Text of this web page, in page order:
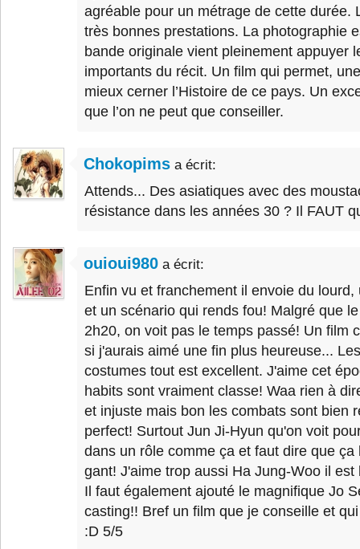
agréable pour un métrage de cette durée.
très bonnes prestations. La photographie
bande originale vient pleinement appuyer
importants du récit. Un film qui permet,
mieux cerner l’Histoire de ce pays. Un
que l’on ne peut que conseiller.
Chokopims a écrit:
Attends... Des asiatiques avec des
résistance dans les années 30 ? Il FAUT
ouioui980 a écrit:
Enfin vu et franchement il envoie du
et un scénario qui rends fou! Malgré que
2h20, on voit pas le temps passé! Un film
si j'aurais aimé une fin plus heureuse...
costumes tout est excellent. J'aime cet
habits sont vraiment classe! Waa rien à
et injuste mais bon les combats sont bien
perfect! Surtout Jun Ji-Hyun qu'on voit
dans un rôle comme ça et faut dire que ça
gant! J'aime trop aussi Ha Jung-Woo il
Il faut également ajouté le magnifique Jo
casting!! Bref un film que je conseille et
:D 5/5